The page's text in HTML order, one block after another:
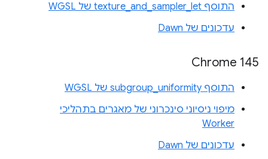
התוסף texture_and_sampler_let של WGSL
עדכונים של Dawn
Chrome 145
התוסף subgroup_uniformity של WGSL
מיפוי ניסיוני סינכרוני של מאגרים בתהליכי
Worker
עדכונים של Dawn